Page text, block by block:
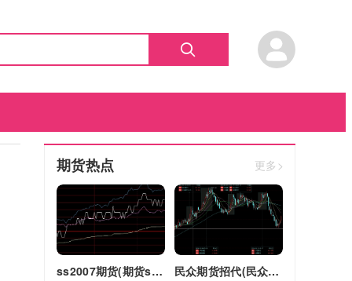
期货热点 更多>
ss2007期货(期货ss2018) 民众期货招代(民众期货怎么了)